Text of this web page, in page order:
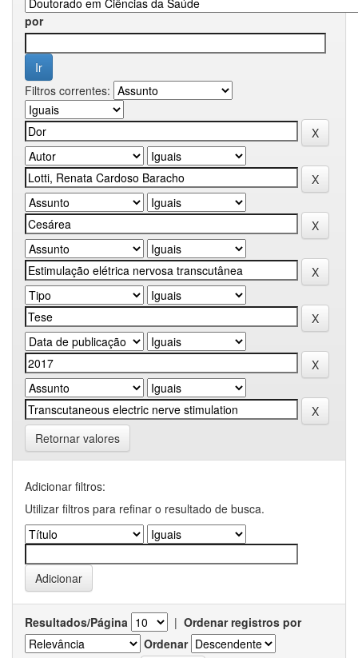
por
Filtros correntes:
Retornar valores
Adicionar filtros:
Utilizar filtros para refinar o resultado de busca.
Resultados/Página | Ordenar registros por
Ordenar